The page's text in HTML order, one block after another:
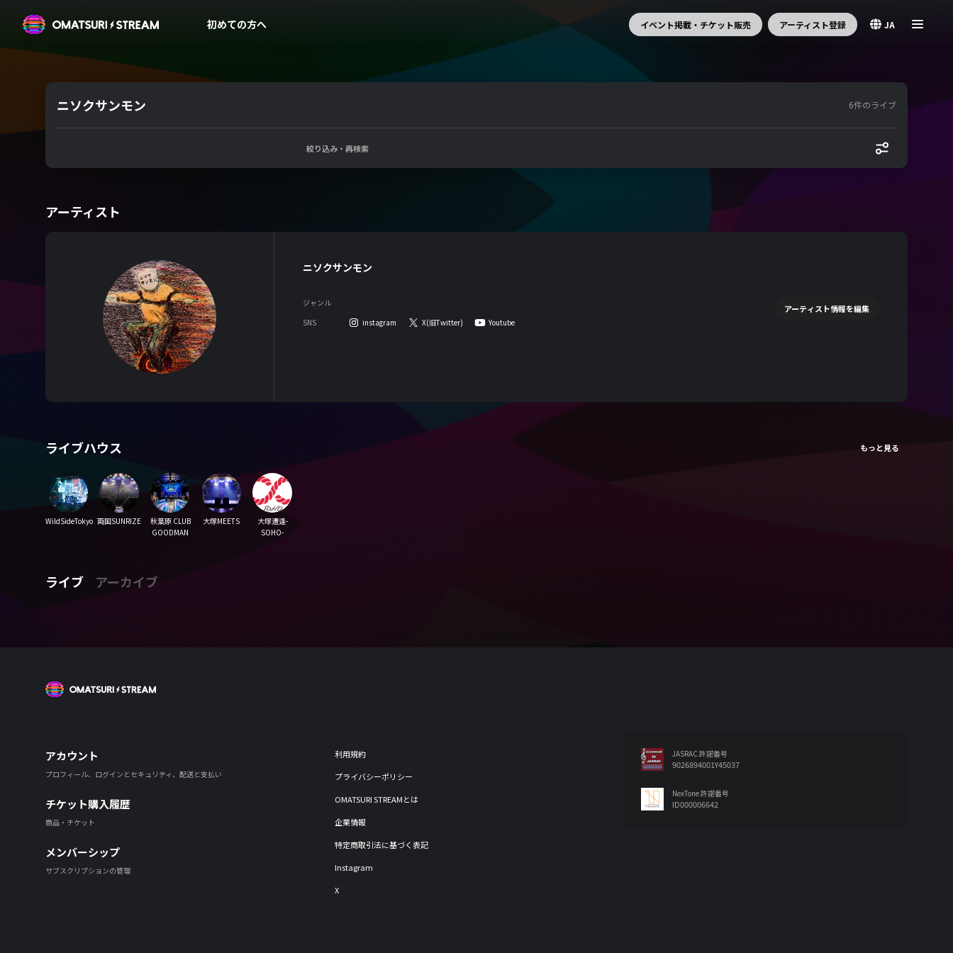
OMATSURI STREAM初めての方へ イベント掲載・チケット販売 アーティスト登録 JA
ニソクサンモン 6件のライブ
絞り込み・再検索
アーティスト
ニソクサンモン
ジャンル
SNS
instagram X(旧Twitter) Youtube
アーティスト情報を編集
ライブハウス
WildSideTokyo 両国SUNRIZE
秋葉原 CLUB
GOODMAN
大塚MEETS
大塚遭逢-
SOHO-
ライブ アーカイブ
アカウント
プロフィール、ログインとセキュリティ、配送と支払い
チケット購入履歴
商品・チケット
メンバーシップ
サブスクリプションの管理
利用規約
プライバシーポリシー
OMATSURI STREAMとは
企業情報
特定商取引法に基づく表記
Instagram
X
JASRAC 許諾番号
9026894001Y45037
NexTone 許諾番号
ID000006642